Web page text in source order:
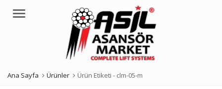
Menü
Ana Sayfa Ürünler Ürün Etiketi - clm-05-m